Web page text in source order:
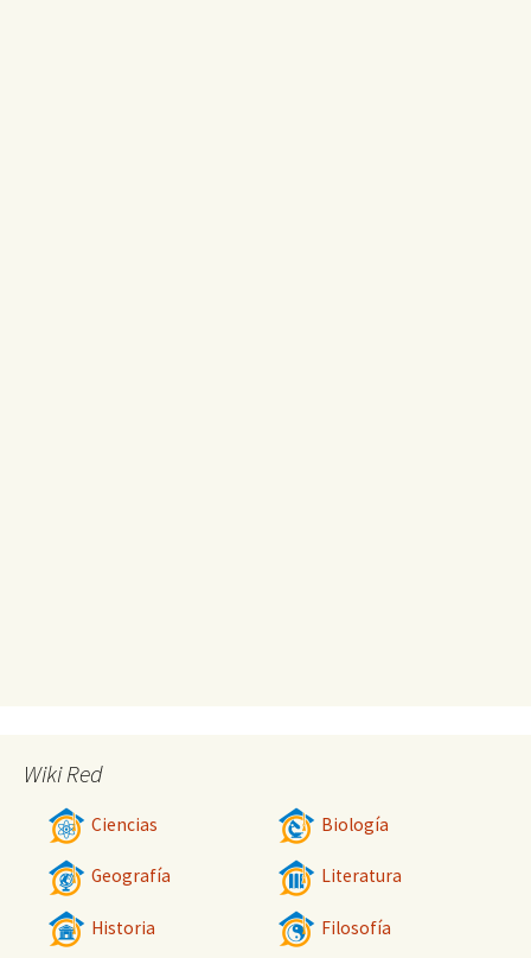
Wiki Red
Ciencias Biología
Geografía Literatura
Historia Filosofía